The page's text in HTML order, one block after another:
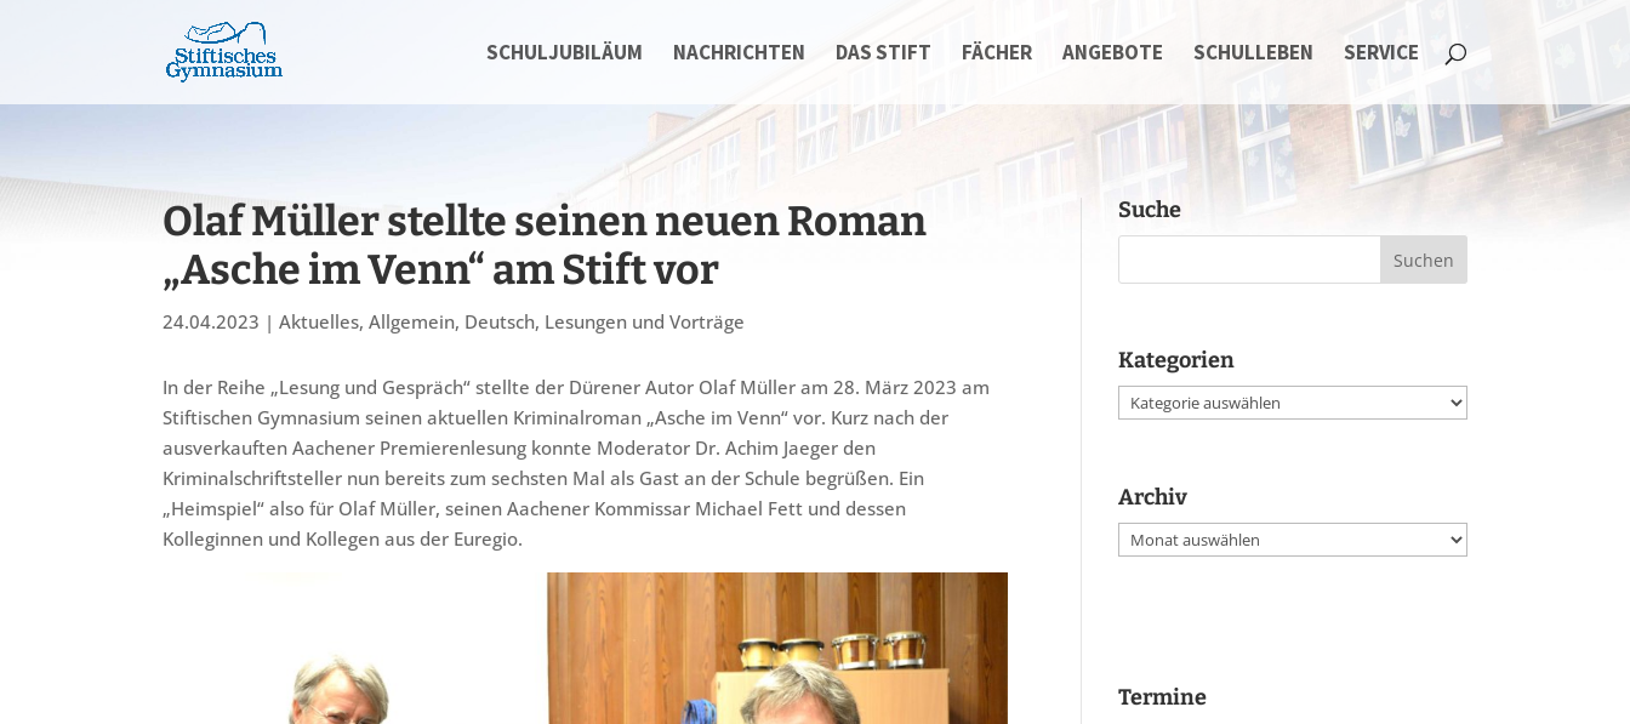
SCHULJUBILÄUM NACHRICHTEN DAS STIFT FÄCHER ANGEBOTE SCHULLEBEN SERVICE
Olaf Müller stellte seinen neuen Roman
„Asche im Venn“ am Stift vor
24.04.2023 |Aktuelles,Allgemein, Deutsch, Lesungen und Vorträge
In der Reihe „Lesung und Gespräch“ stellte der Dürener Autor Olaf Müller am 28. März 2023 am
Stiftischen Gymnasium seinen aktuellen Kriminalroman „Asche im Venn“ vor. Kurz nach der
ausverkauften Aachener Premierenlesung konnte Moderator Dr. Achim Jaeger den
Kriminalschriftsteller nun bereits zum sechsten Mal als Gast an der Schule begrüßen. Ein
„Heimspiel“ also für Olaf Müller, seinen Aachener Kommissar Michael Fett und dessen
Kolleginnen und Kollegen aus der Euregio.
Suche
Kategorien
Kategorien
Archiv
Archiv
Termine